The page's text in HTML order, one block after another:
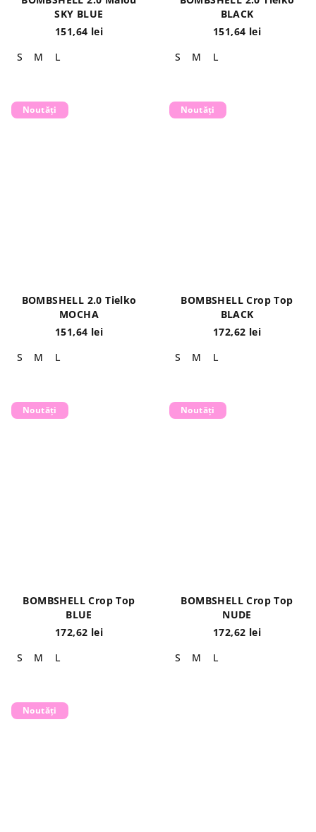
SKY BLUE
151,64 lei
S
M L
BLACK
151,64 lei
S
M L
Noutăți
BOMBSHELL 2.0 Tielko
MOCHA
151,64 lei
S
M L
Noutăți
BOMBSHELL Crop Top
BLACK
172,62 lei
S
M L
Noutăți
BOMBSHELL Crop Top
BLUE
172,62 lei
S
M L
Noutăți
BOMBSHELL Crop Top
NUDE
172,62 lei
S
M L
Noutăți